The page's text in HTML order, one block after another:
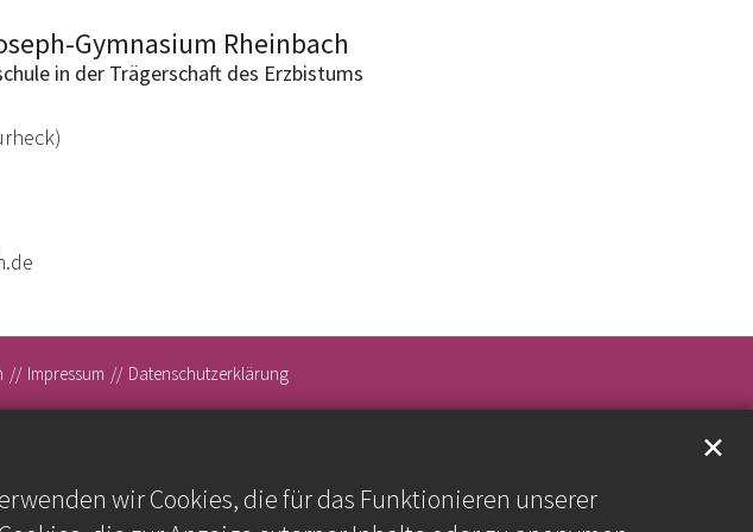
wir Cookies, die für das Funktionieren unserer
✕
Gymnasium Rheinbach
in der Trägerschaft des Erzbistums
Impressum Datenschutzerklärung